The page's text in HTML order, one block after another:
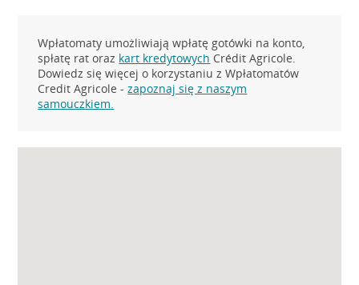
Wpłatomaty umożliwiają wpłatę gotówki na konto,
spłatę rat oraz kart kredytowych Crédit Agricole.
Dowiedz się więcej o korzystaniu z Wpłatomatów
Credit Agricole -zapoznaj się z naszym
samouczkiem.